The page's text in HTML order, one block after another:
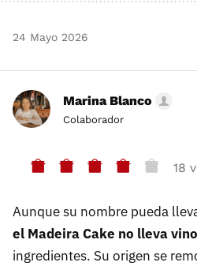
24 Mayo 2026
Marina Blanco
Colaborador
18
Aunque su nombre pueda
el Madeira Cake no lleva
ingredientes. Su origen se